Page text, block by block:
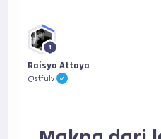
1
Raisya Attaya
@stfulv